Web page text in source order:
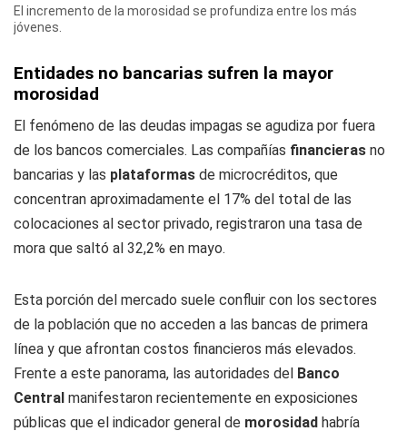
El incremento de la morosidad se profundiza entre los más
jóvenes.
Entidades no bancarias sufren la mayor
morosidad
El fenómeno de las deudas impagas se agudiza por fuera
de los bancos comerciales. Las compañías financieras no
bancarias y las plataformas de microcréditos, que
concentran aproximadamente el 17% del total de las
colocaciones al sector privado, registraron una tasa de
mora que saltó al 32,2% en mayo.
Esta porción del mercado suele confluir con los sectores
de la población que no acceden a las bancas de primera
línea y que afrontan costos financieros más elevados.
Frente a este panorama, las autoridades del Banco
Central manifestaron recientemente en exposiciones
públicas que el indicador general de morosidad habría